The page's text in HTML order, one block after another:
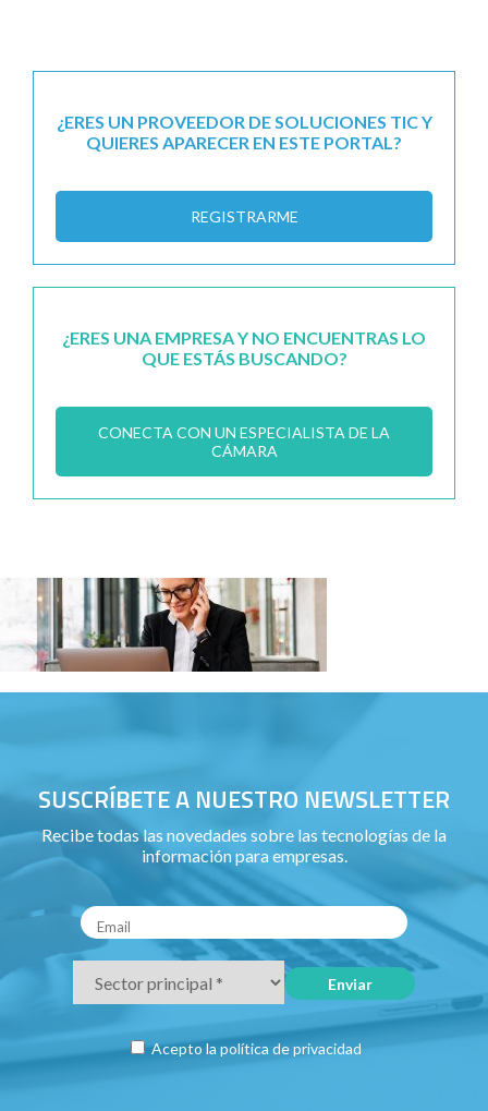
¿ERES UN PROVEEDOR DE SOLUCIONES TIC Y
QUIERES APARECER EN ESTE PORTAL?
REGISTRARME
¿ERES UNA EMPRESA Y NO ENCUENTRAS LO
QUE ESTÁS BUSCANDO?
CONECTA CON UN ESPECIALISTA DE LA
CÁMARA
SUSCRÍBETE A NUESTRO NEWSLETTER
Recibe todas las novedades sobre las tecnologías de la
información para empresas.
Acepto la política de privacidad